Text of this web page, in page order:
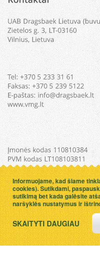
Informuojame, kad šiame
cookies). Sutikdami,
sutikimą bet kada galėsite
naršyklės nustatymus ir
SKAITYTI DAUGIAU